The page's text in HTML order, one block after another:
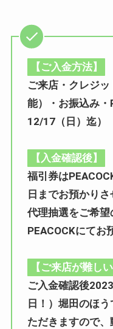
【ご入金方法】
ご来店・クレジ
能）・お振込み・
12/17（日）迄）
【入金確認後】
福引券は
日までお預かりさ
代理抽選をご希
PEACOCKにてお
【ご来店が難し
ご入金確認後
日！）堀田のほ
ただきますので